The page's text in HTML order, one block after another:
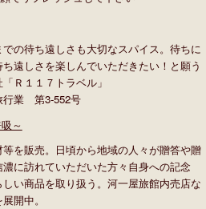
の待ち遠しさも大切なスパイス。待ちに
遠しさを楽しんでいただきたい！と願う
Ｒ１１７トラベル」
行業 第3-552号
～
を販売。日頃から地域の人々が贈答や贈
に訪れていただいた方々自身への記念
い商品を取り扱う。河一屋旅館内売店な
開中。